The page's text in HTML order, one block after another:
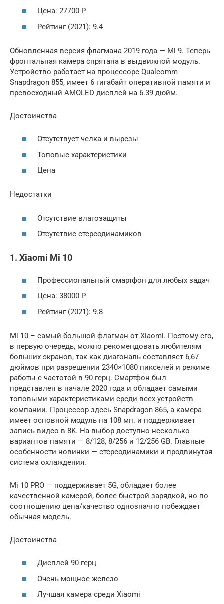
Цена: 27700 Р
Рейтинг (2021): 9.4
Обновленная версия флагмана 2019 года — Mi 9. Теперь
фронтальная камера спрятана в выдвижной модуль.
Устройство работает на процессоре Qualcomm
Snapdragon 855, имеет 6 гигабайт оперативной памяти и
превосходный AMOLED дисплей на 6.39 дюйм.
Достоинства
Отсутствует челка и вырезы
Топовые характеристики
Цена
Недостатки
Отсутствие влагозащиты
Отсутствие стереодинамиков
1. Xiaomi Mi 10
Профессиональный смартфон для любых задач
Цена: 38000 Р
Рейтинг (2021): 9.8
Mi 10 – самый большой флагман от Xiaomi. Поэтому его,
в первую очередь, можно рекомендовать любителям
больших экранов, так как диагональ составляет 6,67
дюймов при разрешении 2340×1080 пикселей и режиме
работы с частотой в 90 герц. Смартфон был
представлен в начале 2020 года и обладает самыми
топовыми характеристиками среди всех устройств
компании. Процессор здесь Snapdragon 865, а камера
имеет основной модуль на 108 мп. и поддерживает
запись видео в 8K. На выбор доступно несколько
вариантов памяти — 8/128, 8/256 и 12/256 GB. Главные
особенности новинки — стереодинамики и продвинутая
система охлаждения.
Mi 10 PRO — поддерживает 5G, обладает более
качественной камерой, более быстрой зарядкой, но по
соотношению цена/качество однозначно побеждает
обычная модель.
Достоинства
Дисплей 90 герц
Очень мощное железо
Лучшая камера среди Xiaomi